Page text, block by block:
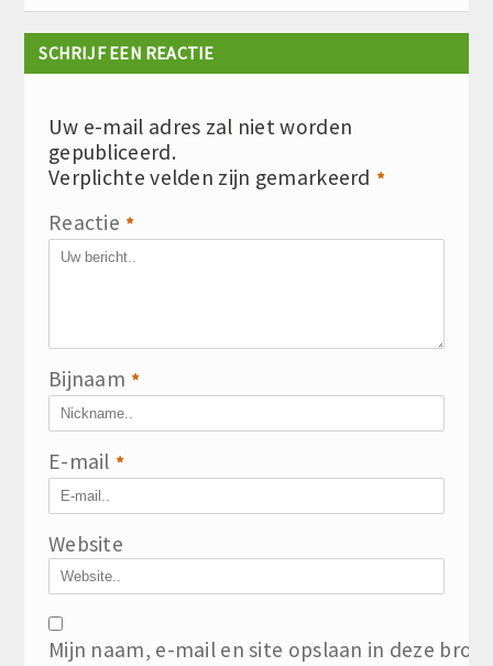
SCHRIJF EEN REACTIE
Uw e-mail adres zal niet worden
gepubliceerd.
Verplichte velden zijn gemarkeerd *
Reactie *
Bijnaam *
E-mail *
Website
Mijn naam, e-mail en site opslaan in deze